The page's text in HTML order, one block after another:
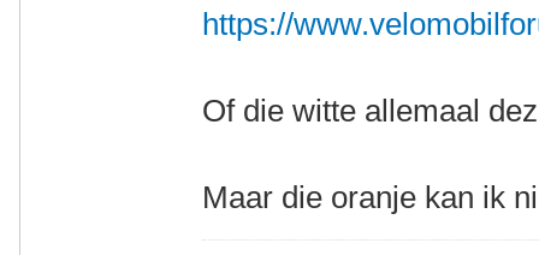
https://
Of die witte allemaal
Maar die oranje kan ik